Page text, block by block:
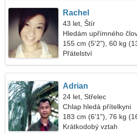
Rachel
43 let, Štír
Hledám upřímného
155 cm (5'2"), 60 kg
Přátelství
Adrian
24 let, Střelec
Chlap hledá přítelkyni
183 cm (6'1"), 76 kg
Krátkodobý vztah